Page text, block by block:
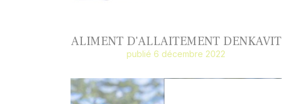
ALIMENT D'ALLAITEMENT DENKAVIT
publié 6 décembre 2022